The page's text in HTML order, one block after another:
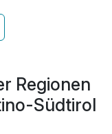
geschlossen!
Regionen
Südtirol